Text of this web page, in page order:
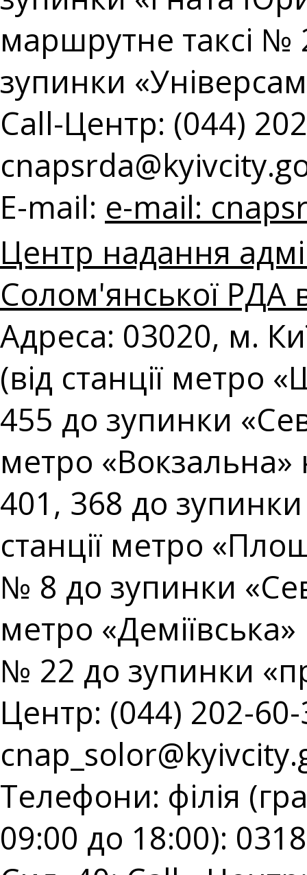
маршрутне таксі №
зупинки
Call-Центр: (044)
E-mail: e-mail:
Центр надання
Солом'янської РДА
Адреса: 03020, м.
(від станції метро
455 до зупинки
метро
401, 368 до
станції метро
№ 8 до зупинки
метро
№ 22 до зупинки
Центр: (044) 202-
Телефони: філія
09:00 до 18:00):